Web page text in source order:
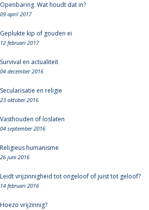
Openbaring. Wat houdt dat in?
09 april 2017
Geplukte kip of gouden ei
12 februari 2017
Survival en actualiteit
04 december 2016
Secularisatie en religie
23 oktober 2016
Vasthouden of loslaten
04 september 2016
Religieus humanisme
26 juni 2016
Leidt vrijzinnigheid tot ongeloof of juist tot geloof?
14 februari 2016
Hoezo vrijzinnig?